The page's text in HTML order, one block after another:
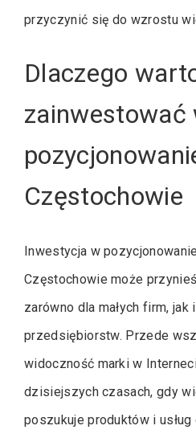
przyczynić się do wzrostu
Dlaczego
zainwestować
Częstochowie
Inwestycja w
Częstochowie może
zarówno dla małych firm,
przedsiębiorstw. Przede
widoczność marki w
dzisiejszych czasach, gdy
poszukuje produktów i